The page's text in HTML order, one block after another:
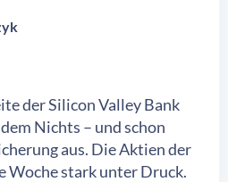
der Silicon Valley Bank
Nichts – und schon
aus. Die Aktien der
Woche stark unter Druck.